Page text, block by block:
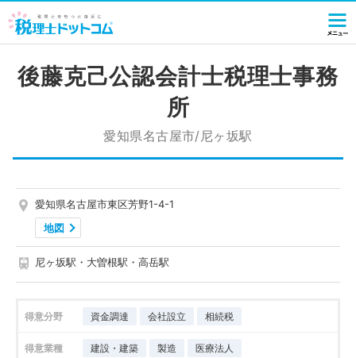
後藤克己公認会計士税理士事務
所
愛知県名古屋市/尼ヶ坂駅
愛知県名古屋市東区芳野1-4-1
地図
尼ヶ坂駅・大曽根駅・高岳駅
得意分野 資金調達 会社設立 相続税
得意業種 建設・建築 製造 医療法人